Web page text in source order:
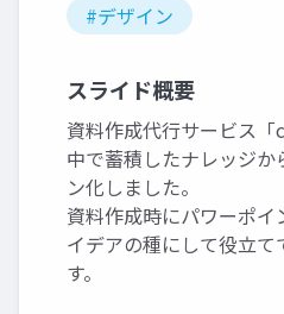
#デザイン
スライド概要
資料作成代行サービス
中で蓄積したナレッジ
ン化しました。
資料作成時にパワーポ
イデアの種にして役立
す。